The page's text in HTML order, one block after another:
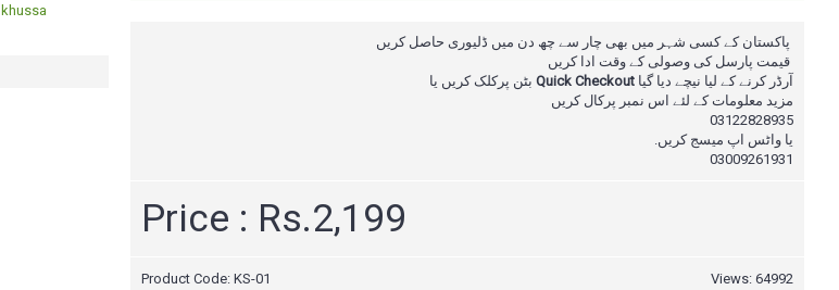
آرڈر کرنے کے لیا نیچے دیا گیا Quick Checkout بٹن پرکلک کریں یا
مزید معلومات کے لئے اس نمبر پرکالکریں
03122828935
یا واٹس اپ میسج کریں.
03009261931
Price : Rs.2,199
Views: 64992
Product Code: KS-01